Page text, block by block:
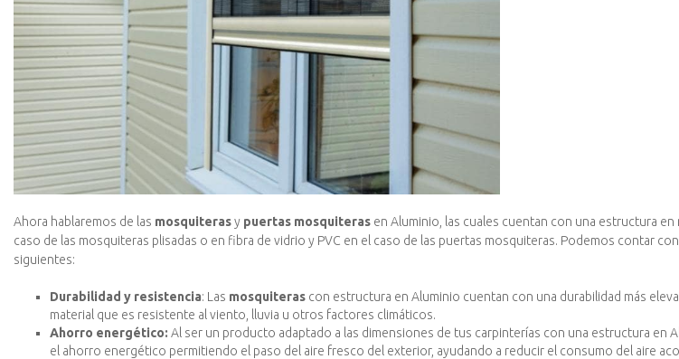
Ahora hablaremos de las mosquiterasy puertas mosquiteras en Aluminio, las cuales cuentan con una estructura en
caso de las mosquiteras plisadas o en fibra de vidrio y PVC en el caso de las puertas mosquiteras. Podemos contar
siguientes:
Durabilidad y resistencia: Las mosquiteras con estructura en Aluminio cuentan con una durabilidad más
material que es resistente al viento, lluvia u otros factores climáticos.
Ahorro energético: Al ser un producto adaptado a las dimensiones de tus carpinterías con una estructura en
el ahorro energético permitiendo el paso del aire fresco del exterior, ayudando a reducir el consumo del aire